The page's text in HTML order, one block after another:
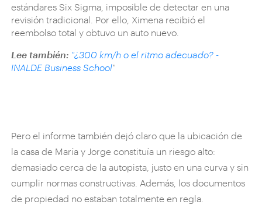
estándares Six Sigma, imposible de detectar en una
revisión tradicional. Por ello, Ximena recibió el
reembolso total y obtuvo un auto nuevo.
Lee también: "¿300 km/h o el ritmo adecuado? -
INALDE Business School"
Pero el informe también dejó claro que la ubicación de
la casa de María y Jorge constituía un riesgo alto:
demasiado cerca de la autopista, justo en una curva y sin
cumplir normas constructivas. Además, los documentos
de propiedad no estaban totalmente en regla.